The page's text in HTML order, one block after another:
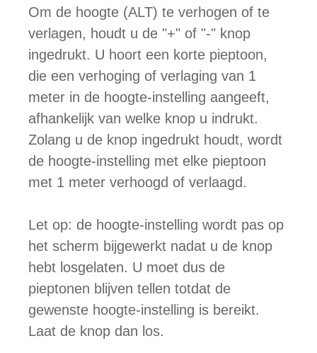
Om de hoogte (ALT) te verhogen of te
verlagen, houdt u de "+" of "-" knop
ingedrukt. U hoort een korte pieptoon,
die een verhoging of verlaging van 1
meter in de hoogte-instelling aangeeft,
afhankelijk van welke knop u indrukt.
Zolang u de knop ingedrukt houdt, wordt
de hoogte-instelling met elke pieptoon
met 1 meter verhoogd of verlaagd.
Let op: de hoogte-instelling wordt pas op
het scherm bijgewerkt nadat u de knop
hebt losgelaten. U moet dus de
pieptonen blijven tellen totdat de
gewenste hoogte-instelling is bereikt.
Laat de knop dan los.